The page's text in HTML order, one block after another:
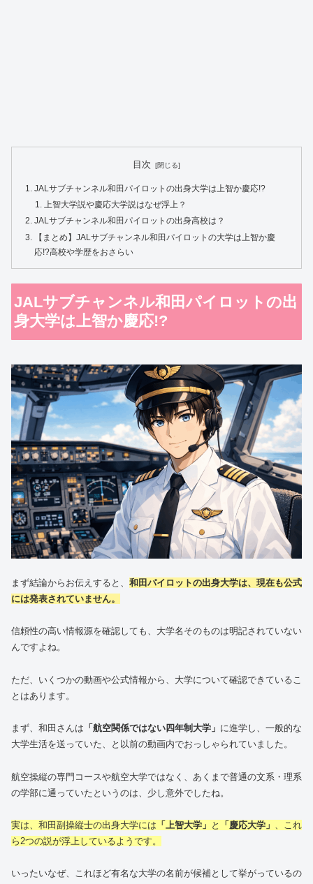
目次
JALサブチャンネル和田パイロットの出身大学は上智か慶応!?
上智大学説や慶応大学説はなぜ浮上？
JALサブチャンネル和田パイロットの出身高校は？
【まとめ】JALサブチャンネル和田パイロットの大学は上智か慶
応!?高校や学歴をおさらい
JALサブチャンネル和田パイロットの出
身大学は上智か慶応!?
まず結論からお伝えすると、 和田パイロットの出身大学は、現在も公式
には発表されていません。
信頼性の高い情報源を確認しても、大学名そのものは明記されていない
んですよね。
ただ、いくつかの動画や公式情報から、大学について確認できているこ
とはあります。
まず、和田さんは 「航空関係ではない四年制大学」 に進学し、一般的な
大学生活を送っていた、と以前の動画内でおっしゃられていました。
航空操縦の専門コースや航空大学ではなく、あくまで普通の文系・理系
の学部に通っていたというのは、少し意外でしたね。
実は、和田副操縦士の出身大学には 「上智大学」 と 「慶応大学」
、これ
ら2つの説が浮上しているようです。
いったいなぜ、これほど有名な大学の名前が候補として挙がっているの